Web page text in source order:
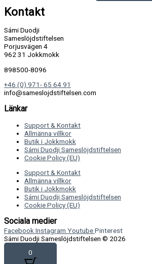
Kontakt
Sámi Duodji
Sameslöjdstiftelsen
Porjusvägen 4
962 31 Jokkmokk
898500-8096
+46 (0) 971- 65 64 91
info@sameslojdstiftelsen.com
Länkar
Support & Kontakt
Allmänna villkor
Butik i Jokkmokk
Sámi Duodji Sameslöjdstiftelsen
Cookie Policy (EU)
Support & Kontakt
Allmänna villkor
Butik i Jokkmokk
Sámi Duodji Sameslöjdstiftelsen
Cookie Policy (EU)
Sociala medier
Facebook Instagram YoutubePinterest
Sámi Duodji Sameslöjdstiftelsen © 2026
0